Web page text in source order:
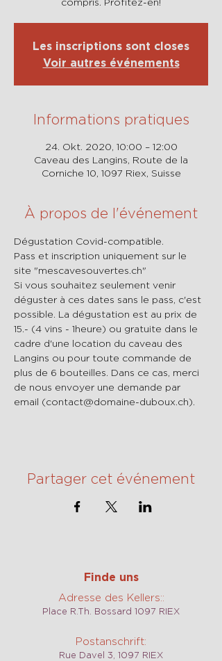
Les inscriptions sont closes
Voir autres événements
Informations pratiques
24. Okt. 2020, 10:00 – 12:00
Caveau des Langins, Route de la
Corniche 10, 1097 Riex, Suisse
À propos de l'événement
Dégustation Covid-compatible.
Pass et inscription uniquement sur le
site "mescavesouvertes.ch"
Si vous souhaitez seulement venir
déguster à ces dates sans le pass, c'est
possible. La dégustation est au prix de
15.- (4 vins - 1heure) ou gratuite dans le
cadre d'une location du caveau des
Langins ou pour toute commande de
plus de 6 bouteilles. Dans ce cas, merci
de nous envoyer une demande par
email (contact@domaine-duboux.ch).
Partager cet événement
Finde uns
Adresse des Kellers::
Place R.Th. Bossard 1097 RIEX
Postanschrift:
Rue Davel 3, 1097 RIEX